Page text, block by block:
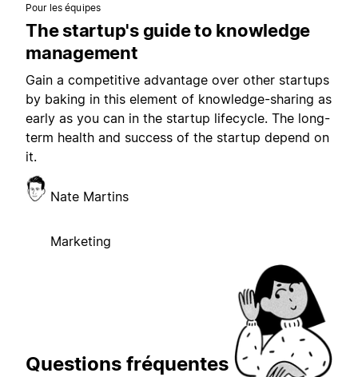
Pour les équipes
The startup's guide to knowledge
management
Gain a competitive advantage over other startups
by baking in this element of knowledge-sharing as
early as you can in the startup lifecycle. The long-
term health and success of the startup depend on
it.
Nate Martins
Marketing
Questions fréquentes